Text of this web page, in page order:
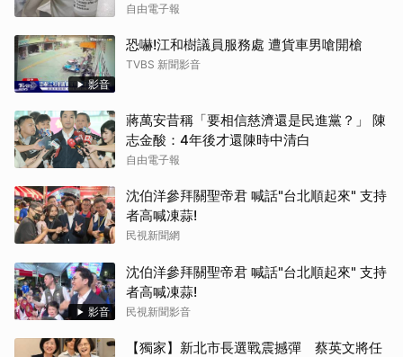
自由電子報
影音
恐嚇!江和樹議員服務處 遭貨車男嗆開槍
TVBS 新聞影音
蔣萬安昔稱「要相信慈濟還是民進黨？」 陳
志金酸：4年後才還陳時中清白
自由電子報
沈伯洋參拜關聖帝君 喊話"台北順起來" 支持
者高喊凍蒜!
民視新聞網
影音
沈伯洋參拜關聖帝君 喊話"台北順起來" 支持
者高喊凍蒜!
民視新聞影音
【獨家】新北市長選戰震撼彈 蔡英文將任